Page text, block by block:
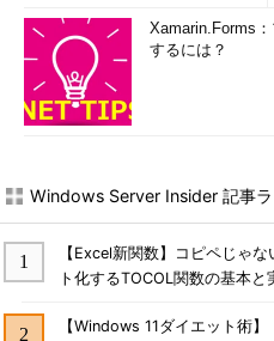
Xamarin.Forms
するには？
Windows Server Insider 記事
【Excel新関数】コピペじゃ
ト化するTOCOL関数の基本と
【Windows 11ダイエット術